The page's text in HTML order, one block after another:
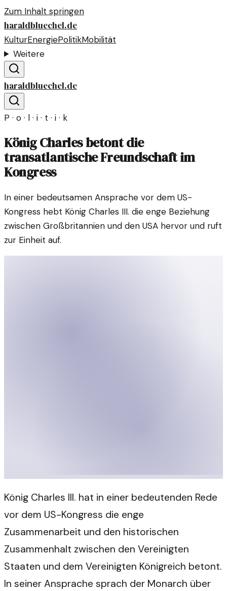
Zum Inhalt springen
haraldbluechel.de
KulturEnergiePolitikMobilität
Weitere
haraldbluechel.de
P · o · l · i · t · i · k
König Charles betont die
transatlantische Freundschaft im
Kongress
In einer bedeutsamen Ansprache vor dem US-
Kongress hebt König Charles III. die enge Beziehung
zwischen Großbritannien und den USA hervor und ruft
zur Einheit auf.
König Charles III. hat in einer bedeutenden Rede
vor dem US-Kongress die enge
Zusammenarbeit und den historischen
Zusammenhalt zwischen den Vereinigten
Staaten und dem Vereinigten Königreich betont.
In seiner Ansprache sprach der Monarch über